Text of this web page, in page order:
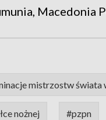
Macedonia
mistrzostw świata
nożnej #pzpn